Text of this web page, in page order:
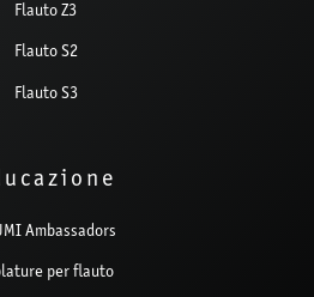
Flauto Z3
Flauto S2
Flauto S3
Ambassadors
per flauto